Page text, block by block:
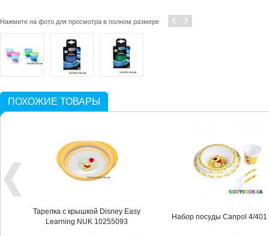
Нажмите на фото для просмотра в полном размере ‹ ›
ПОХОЖИЕ ТОВАРЫ
Тарелка с крышкой Disney Easy
Learning NUK 10255093
Набор посуды Canpol 4/401